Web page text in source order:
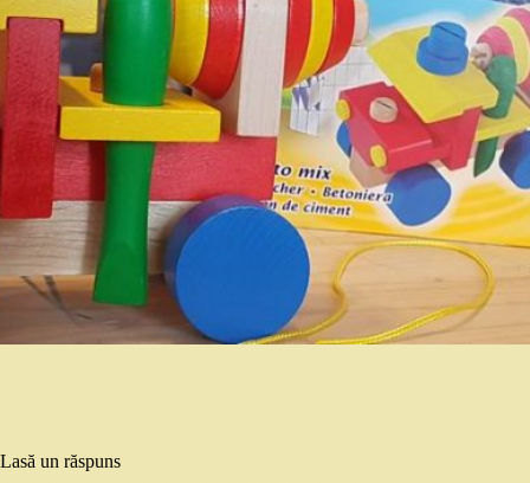
Lasă un răspuns